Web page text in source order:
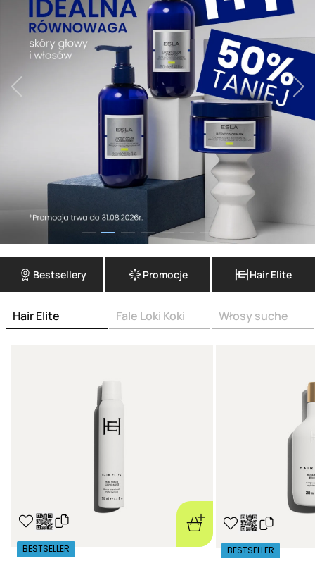
Bestsellery Promocje Hair Elite
Hair Elite Fale Loki Koki Włosy suche
BESTSELLER BESTSELLER